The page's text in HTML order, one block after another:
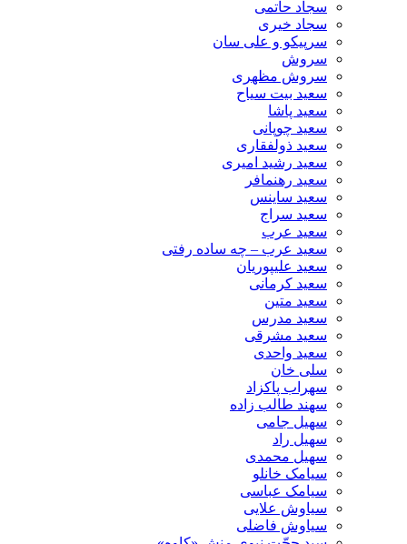
سجاد حاتمی
سجاد خیری
سرپیکو و علی سان
سروش
سروش مظهری
سعید بیت سیاح
سعید پاشا
سعید چوپانی
سعید ذولفقاری
سعید رشید امیری
سعید رهنمافر
سعید ساینس
سعید سراج
سعید عرب
سعید عرب – چه ساده رفتی
سعید علیپوریان
سعید کرمانی
سعید متین
سعید مدرس
سعید مشرقی
سعید واحدی
سلی خان
سهراب پاکزاد
سهند طالب زاده
سهیل جامی
سهیل راد
سهیل محمدی
سیامک خانلو
سیامک عباسی
سیاوش علایی
سیاوش فاضلی